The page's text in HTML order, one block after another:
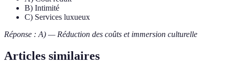
B) Intimité
C) Services luxueux
Réponse : A) — Réduction des coûts et immersion culturelle
Articles similaires